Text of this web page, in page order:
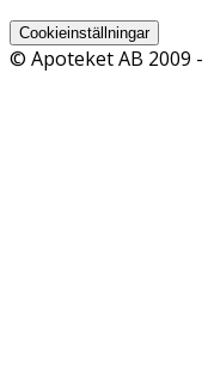
Cookieinställningar
© Apoteket AB 2009 -